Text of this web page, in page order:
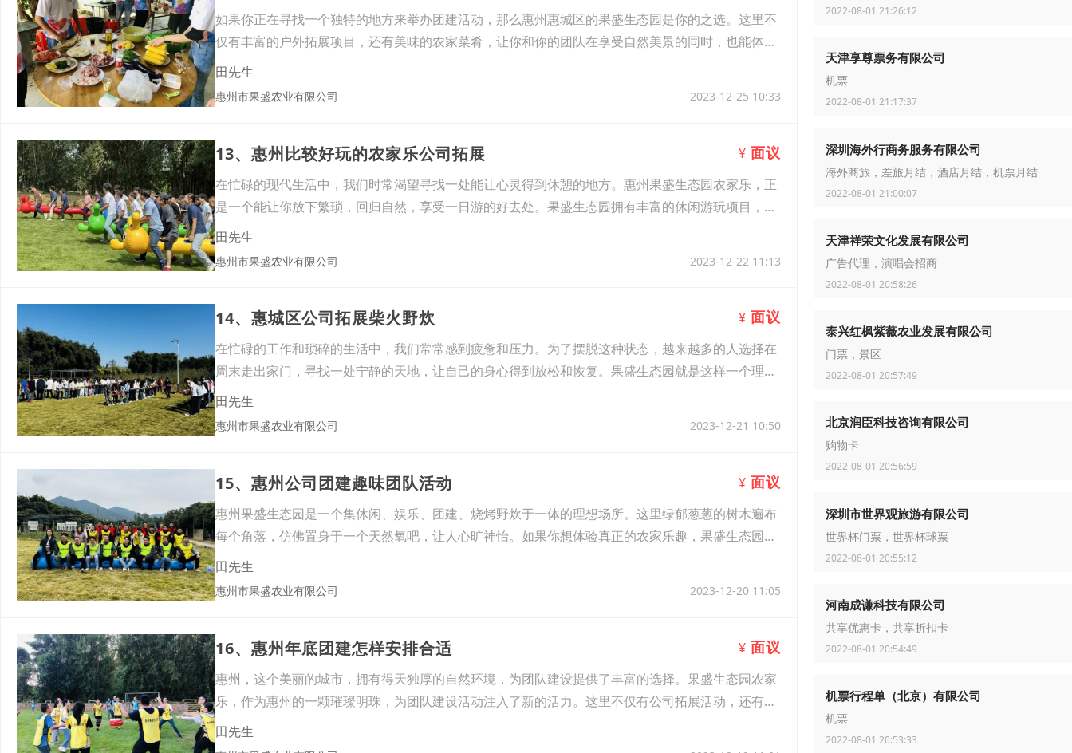
如果你正在寻找一个独特的地方来举办团建活动，那么惠州惠城区的果盛生态园是你的之选。这里不
仅有丰富的户外拓展项目，还有美味的农家菜肴，让你和你的团队在享受自然美景的同时，也能体验
到团
田先生
惠州市果盛农业有限公司 2023-12-25 10:33
13、惠州比较好玩的农家乐公司拓展 ¥ 面议
在忙碌的现代生活中，我们时常渴望寻找一处能让心灵得到休憩的地方。惠州果盛生态园农家乐，正
是一个能让你放下繁琐，回归自然，享受一日游的好去处。果盛生态园拥有丰富的休闲游玩项目，无
论是
田先生
惠州市果盛农业有限公司 2023-12-22 11:13
14、惠城区公司拓展柴火野炊 ¥ 面议
在忙碌的工作和琐碎的生活中，我们常常感到疲惫和压力。为了摆脱这种状态，越来越多的人选择在
周末走出家门，寻找一处宁静的天地，让自己的身心得到放松和恢复。果盛生态园就是这样一个理想
的选
田先生
惠州市果盛农业有限公司 2023-12-21 10:50
15、惠州公司团建趣味团队活动 ¥ 面议
惠州果盛生态园是一个集休闲、娱乐、团建、烧烤野炊于一体的理想场所。这里绿郁葱葱的树木遍布
每个角落，仿佛置身于一个天然氧吧，让人心旷神怡。如果你想体验真正的农家乐趣，果盛生态园提
供了
田先生
惠州市果盛农业有限公司 2023-12-20 11:05
16、惠州年底团建怎样安排合适 ¥ 面议
惠州，这个美丽的城市，拥有得天独厚的自然环境，为团队建设提供了丰富的选择。果盛生态园农家
乐，作为惠州的一颗璀璨明珠，为团队建设活动注入了新的活力。这里不仅有公司拓展活动，还有柴
火野
田先生
2022-08-01 21:26:12
天津享尊票务有限公司
机票
2022-08-01 21:17:37
深圳海外行商务服务有限公司
海外商旅，差旅月结，酒店月结，机票月结
2022-08-01 21:00:07
天津祥荣文化发展有限公司
广告代理，演唱会招商
2022-08-01 20:58:26
泰兴红枫紫薇农业发展有限公司
门票，景区
2022-08-01 20:57:49
北京润臣科技咨询有限公司
购物卡
2022-08-01 20:56:59
深圳市世界观旅游有限公司
世界杯门票，世界杯球票
2022-08-01 20:55:12
河南成谦科技有限公司
共享优惠卡，共享折扣卡
2022-08-01 20:54:49
机票行程单（北京）有限公司
机票
2022-08-01 20:53:33